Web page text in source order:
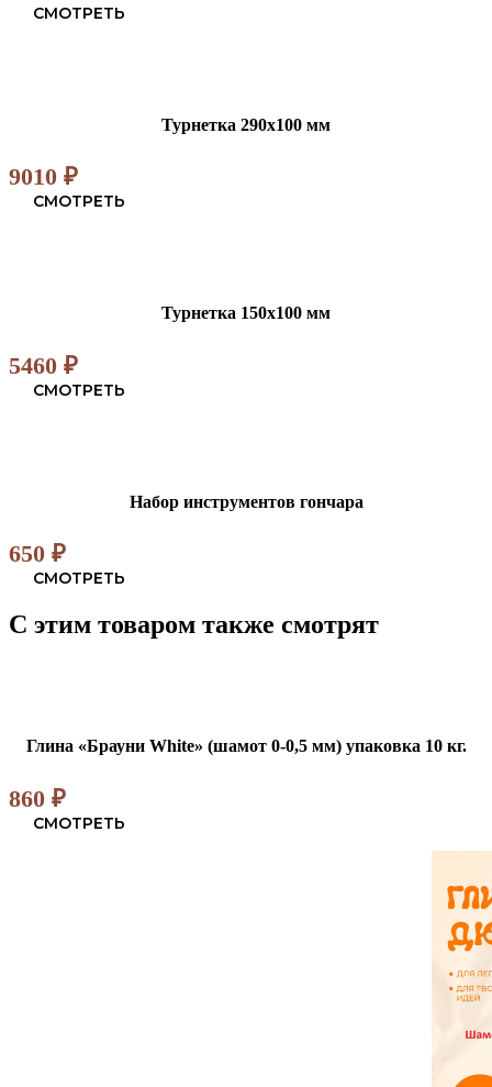
СМОТРЕТЬ
Турнетка 290х100 мм
9010 ₽
СМОТРЕТЬ
Турнетка 150х100 мм
5460 ₽
СМОТРЕТЬ
Набор инструментов гончара
650 ₽
СМОТРЕТЬ
С этим товаром также смотрят
Глина «Брауни White» (шамот 0-0,5 мм) упаковка 10 кг.
860 ₽
СМОТРЕТЬ